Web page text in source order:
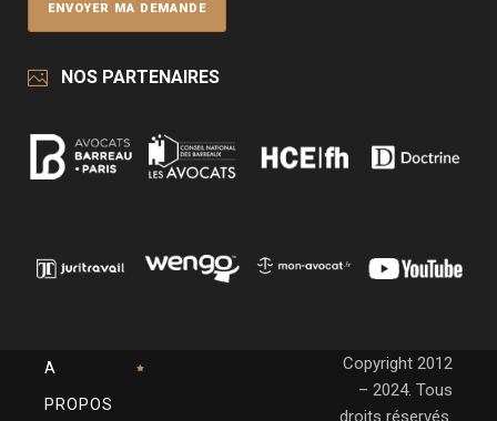
NOS PARTENAIRES
A
PROPOS
Copyright 2012
– 2024. Tous
droits réservés.